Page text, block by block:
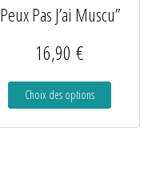
Peux Pas J’ai Muscu”
16,90€
Choix des options